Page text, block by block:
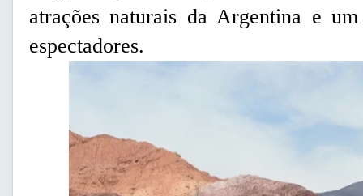
atrações naturais da Argentina e
espectadores.